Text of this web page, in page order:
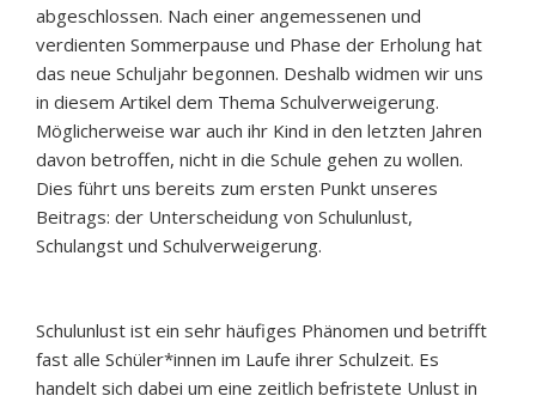
abgeschlossen. Nach einer angemessenen und
verdienten Sommerpause und Phase der Erholung hat
das neue Schuljahr begonnen. Deshalb widmen wir uns
in diesem Artikel dem Thema Schulverweigerung.
Möglicherweise war auch ihr Kind in den letzten Jahren
davon betroffen, nicht in die Schule gehen zu wollen.
Dies führt uns bereits zum ersten Punkt unseres
Beitrags: der Unterscheidung von Schulunlust,
Schulangst und Schulverweigerung.
Schulunlust ist ein sehr häufiges Phänomen und betrifft
fast alle Schüler*innen im Laufe ihrer Schulzeit. Es
handelt sich dabei um eine zeitlich befristete Unlust in